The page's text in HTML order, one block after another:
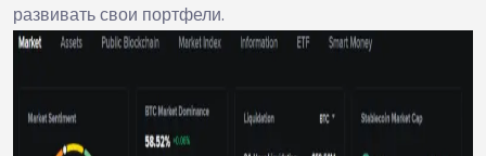
развивать свои портфели.